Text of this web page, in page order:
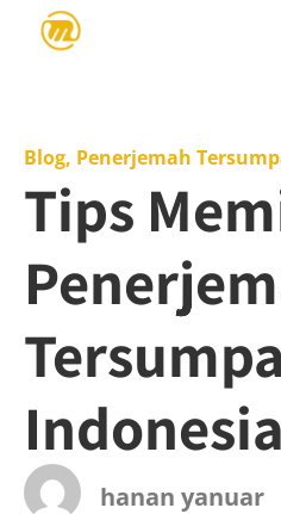
Blog, Penerjemah
Tips
hanan yanuar